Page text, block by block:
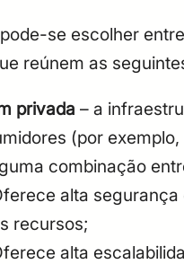
se escolher
reúnem as
privada – a
(por
combinação
alta
recursos;
alta